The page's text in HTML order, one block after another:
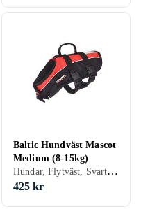
Baltic Hundväst Mascot
Medium (8-15kg)
Hundar, Flytväst, Svart, Röd, Orange, M, XL
425 kr